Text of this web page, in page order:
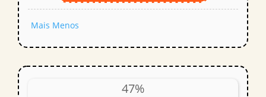
Mais Menos
47%